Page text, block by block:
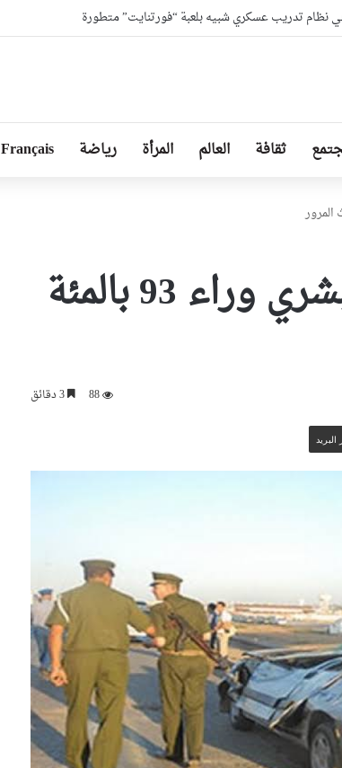
تنشران ثقافة ترشيد استهلاك الطاقة بالمساجد
ثقافة العالم المرأة رياضة Français
الدرك الوطني :العامل البشري وراء 93 بالمئة
88 3 دقائق